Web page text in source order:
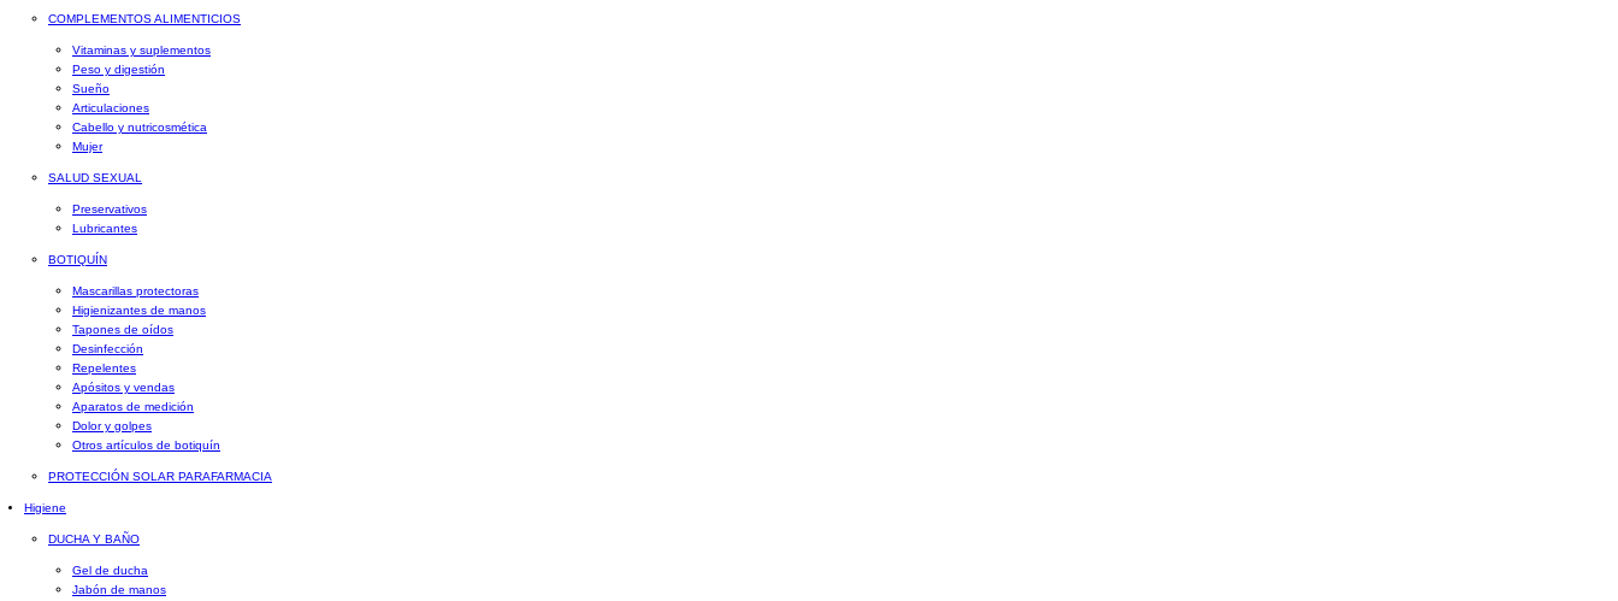
COMPLEMENTOS ALIMENTICIOS
Vitaminas y suplementos
Peso y digestión
Sueño
Articulaciones
Cabello y nutricosmética
Mujer
SALUD SEXUAL
Preservativos
Lubricantes
BOTIQUÍN
Mascarillas protectoras
Higienizantes de manos
Tapones de oídos
Desinfección
Repelentes
Apósitos y vendas
Aparatos de medición
Dolor y golpes
Otros artículos de botiquín
PROTECCIÓN SOLAR PARAFARMACIA
Higiene
DUCHA Y BAÑO
Gel de ducha
Jabón de manos